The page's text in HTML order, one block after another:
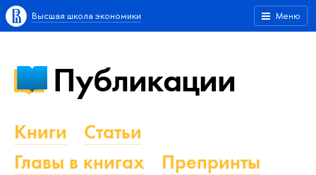
Меню
Высшая школа экономики
Публикации
Книги
Статьи
Главы в книгах
Препринты